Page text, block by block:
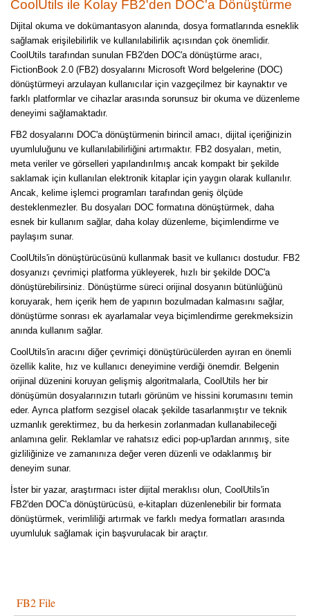
CoolUtils ile Kolay FB2'den DOC'a Dönüştürme
Dijital okuma ve dokümantasyon alanında, dosya formatlarında esneklik
sağlamak erişilebilirlik ve kullanılabilirlik açısından çok önemlidir.
CoolUtils tarafından sunulan FB2'den DOC'a dönüştürme aracı,
FictionBook 2.0 (FB2) dosyalarını Microsoft Word belgelerine (DOC)
dönüştürmeyi arzulayan kullanıcılar için vazgeçilmez bir kaynaktır ve
farklı platformlar ve cihazlar arasında sorunsuz bir okuma ve düzenleme
deneyimi sağlamaktadır.
FB2 dosyalarını DOC'a dönüştürmenin birincil amacı, dijital içeriğinizin
uyumluluğunu ve kullanılabilirliğini artırmaktır. FB2 dosyaları, metin,
meta veriler ve görselleri yapılandırılmış ancak kompakt bir şekilde
saklamak için kullanılan elektronik kitaplar için yaygın olarak kullanılır.
Ancak, kelime işlemci programları tarafından geniş ölçüde
desteklenmezler. Bu dosyaları DOC formatına dönüştürmek, daha
esnek bir kullanım sağlar, daha kolay düzenleme, biçimlendirme ve
paylaşım sunar.
CoolUtils'in dönüştürücüsünü kullanmak basit ve kullanıcı dostudur. FB2
dosyanızı çevrimiçi platforma yükleyerek, hızlı bir şekilde DOC'a
dönüştürebilirsiniz. Dönüştürme süreci orijinal dosyanın bütünlüğünü
koruyarak, hem içerik hem de yapının bozulmadan kalmasını sağlar,
dönüştürme sonrası ek ayarlamalar veya biçimlendirme gerekmeksizin
anında kullanım sağlar.
CoolUtils'in aracını diğer çevrimiçi dönüştürücülerden ayıran en önemli
özellik kalite, hız ve kullanıcı deneyimine verdiği önemdir. Belgenin
orijinal düzenini koruyan gelişmiş algoritmalarla, CoolUtils her bir
dönüşümün dosyalarınızın tutarlı görünüm ve hissini korumasını temin
eder. Ayrıca platform sezgisel olacak şekilde tasarlanmıştır ve teknik
uzmanlık gerektirmez, bu da herkesin zorlanmadan kullanabileceği
anlamına gelir. Reklamlar ve rahatsız edici pop-up'lardan arınmış, site
gizliliğinize ve zamanınıza değer veren düzenli ve odaklanmış bir
deneyim sunar.
İster bir yazar, araştırmacı ister dijital meraklısı olun, CoolUtils'in
FB2'den DOC'a dönüştürücüsü, e-kitapları düzenlenebilir bir formata
dönüştürmek, verimliliği artırmak ve farklı medya formatları arasında
uyumluluk sağlamak için başvurulacak bir araçtır.
FB2 File